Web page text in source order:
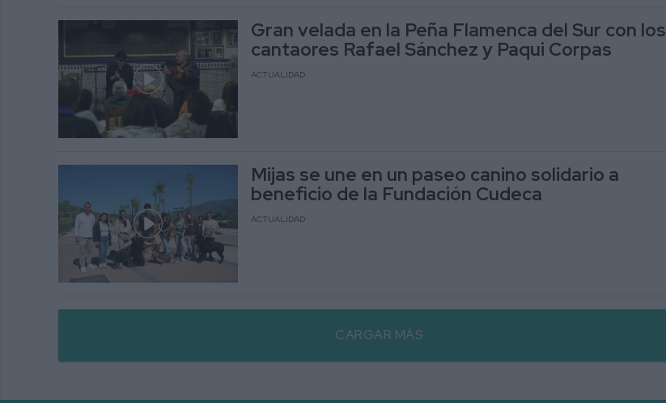
Gran velada en la Peña Flamenca del Sur con los
cantaores Rafael Sánchez y Paqui Corpas
ACTUALIDAD
Mijas se une en un paseo canino solidario a
beneficio de la Fundación Cudeca
ACTUALIDAD
CARGAR MÁS